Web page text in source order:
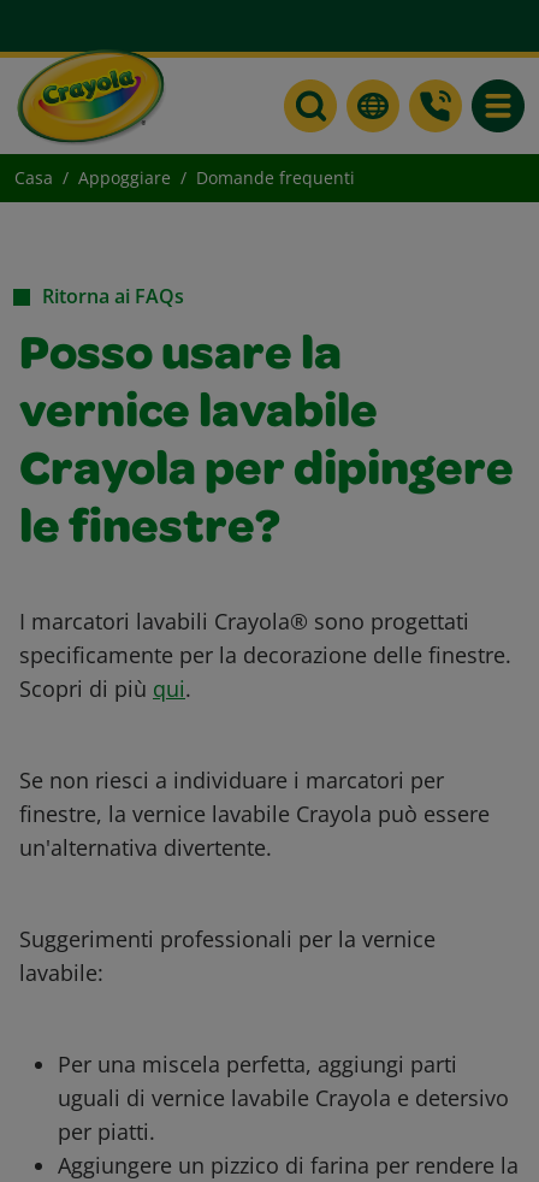
Casa Appoggiare Domande frequenti
Ritorna ai FAQs
Posso usare la
vernice lavabile
Crayola per dipingere
le finestre?
I marcatori lavabili Crayola® sono progettati
specificamente per la decorazione delle finestre.
Scopri di più qui.
Se non riesci a individuare i marcatori per
finestre, la vernice lavabile Crayola può essere
un'alternativa divertente.
Suggerimenti professionali per la vernice
lavabile:
Per una miscela perfetta, aggiungi parti
uguali di vernice lavabile Crayola e detersivo
per piatti.
Aggiungere un pizzico di farina per rendere la